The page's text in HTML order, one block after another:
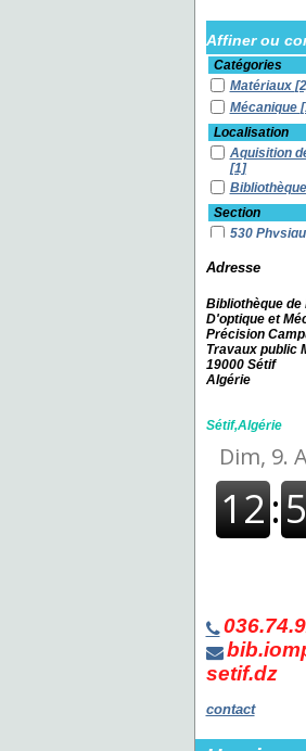
Affiner ou
Catégories
Matériaux
Mécanique
Localisation
Aquisition
[1]
Section
530
l'ingénieur
fond iomp
Adresse
Bibliothèque de
D'optique et
Précision
Travaux public
19000 Sétif
Algérie
Sétif,Algérie
setif.dz
contact